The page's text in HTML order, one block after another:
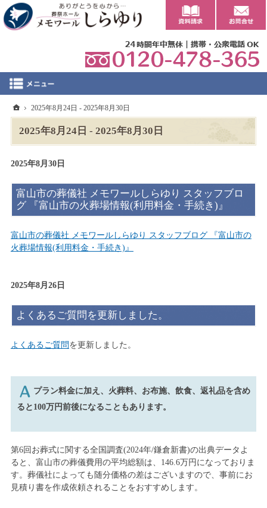
2025年8月24日 - 2025年8月30日
2025年8月30日
富山市の葬儀社 メモワールしらゆり スタッフブロ
グ 『富山市の火葬場情報(利用料金・手続き)』
富山市の葬儀社 メモワールしらゆり スタッフブログ 『富山市の
火葬場情報(利用料金・手続き)』
2025年8月26日
よくあるご質問を更新しました。
よくあるご質問 を更新しました。
プラン料金に加え、火葬料、お布施、飲食、返礼品を含め
ると100万円前後になることもあります。
第6回お葬式に関する全国調査(2024年/鎌倉新書)の出典データよ
ると、富山市の葬儀費用の平均総額は、146.6万円になっておりま
す。葬儀社によっても随分価格の差はございますので、事前にお
見積り書を作成依頼されることをおすすめします。
ホーム
2025年8月24日 - 2025年8月30日